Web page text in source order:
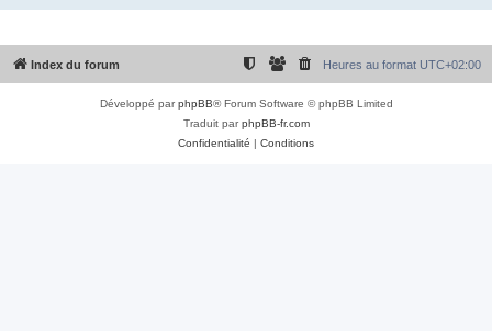
Index du forum Heures au format UTC+02:00
Développé parphpBB® Forum Software © phpBB Limited
Traduit parphpBB-fr.com
Confidentialité | Conditions